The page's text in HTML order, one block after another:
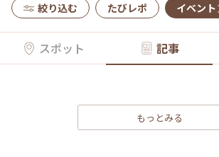
絞り込む たびレポ イベント
スポット 記事
もっとみる